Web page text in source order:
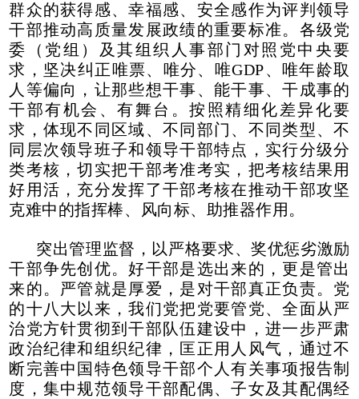
群众的获得感、幸福感、安全感作为评判领导
干部推动高质量发展政绩的重要标准。各级党
委（党组）及其组织人事部门对照党中央要
求，坚决纠正唯票、唯分、唯GDP、唯年龄取
人等偏向，让那些想干事、能干事、干成事的
干部有机会、有舞台。按照精细化差异化要
求，体现不同区域、不同部门、不同类型、不
同层次领导班子和领导干部特点，实行分级分
类考核，切实把干部考准考实，把考核结果用
好用活，充分发挥了干部考核在推动干部攻坚
克难中的指挥棒、风向标、助推器作用。
突出管理监督，以严格要求、奖优惩劣激励
干部争先创优。好干部是选出来的，更是管出
来的。严管就是厚爱，是对干部真正负责。党
的十八大以来，我们党把党要管党、全面从严
治党方针贯彻到干部队伍建设中，进一步严肃
政治纪律和组织纪律，匡正用人风气，通过不
断完善中国特色领导干部个人有关事项报告制
度，集中规范领导干部配偶、子女及其配偶经